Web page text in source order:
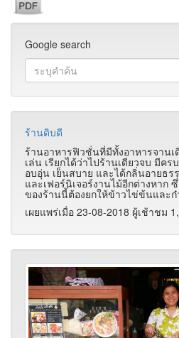
Google search
ร้านดิบดี
ร้านอาหารฟิวชั่นที่มีทั้งอาหารจานเ
เล่น เรียกได้ว่าไปร้านเดียวจบ มีค
อบอุ่น เย็นสบาย และได้กลิ่นอายธ
และเฟอร์นิเจอร์งานไม้อีกต่างหาก
ของร้านนี้ต้องยกให้ข้าวไข่ข้นและ
เผยแพร่เมื่อ 23-08-2018 ผู้เช้าชม